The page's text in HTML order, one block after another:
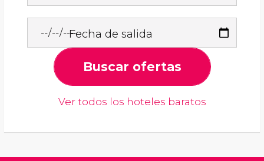
Fecha de salida
Buscar ofertas
Ver todos los hoteles baratos